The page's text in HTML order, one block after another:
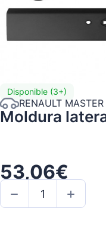
Disponible (3+)
RENAULT
Moldura
53,06€